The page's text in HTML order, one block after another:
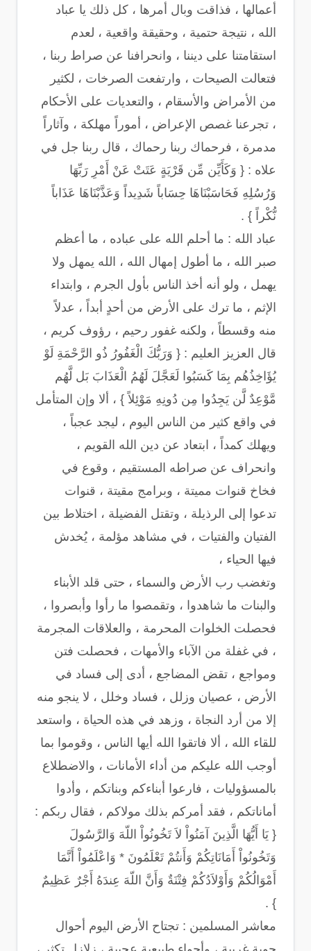
أعمالها ، فذاقت وبال أمرها ، كل ذلك يا عباد
الله ، نتيجة حتمية ، وحقيقة واقعية ، لعدم
استقامتنا على ديننا ، وانحرافنا عن صراط ربنا ،
فتعالت الصيحات ، وارتفعت الصرخات ، لكثير
من الأمراض والأسقام ، والتعديات على الأحكام
، تجرعنا غصص الإعراض ، أموراً مهلكة ، وآثاراً
مدمرة ، فرحماك ربنا رحماك ، قال ربنا جل في
علاه : { وَكَأَيِّن مِّن قَرْيَةٍ عَتَتْ عَنْ أَمْرِ رَبِّهَا
وَرُسُلِهِ فَحَاسَبْنَاهَا حِسَاباً شَدِيداً وَعَذَّبْنَاهَا عَذَاباً
نُّكْراً } .
عباد الله : ما أحلم الله على عباده ، ما أعظم
صبر الله ، ما أطول إمهال الله ، الله يمهل ولا
يهمل ، ولو أنه أخذ الناس بأول الجرم ، وابتداء
الإثم ، ما ترك على الأرض من أحدٍ أبداً ، عدلاً
منه وقسطاً ، ولكنه غفور رحيم ، رؤوف كريم ،
قال العزيز العليم : { وَرَبُّكَ الْغَفُورُ ذُو الرَّحْمَةِ لَوْ
يُؤَاخِذُهُم بِمَا كَسَبُوا لَعَجَّلَ لَهُمُ الْعَذَابَ بَل لَّهُم
مَّوْعِدٌ لَّن يَجِدُوا مِن دُونِهِ مَوْئِلاً } ، ألا وإن المتأمل
في واقع كثير من الناس اليوم ، ليجد عجباً ،
ويهلك كمداً ، ابتعاد عن دين الله القويم ،
وانحراف عن صراطه المستقيم ، وقوع في
فخاخ قنوات مميتة ، وبرامج مقيتة ، قنوات
تدعوا إلى الرذيلة ، وتقتل الفضيلة ، اختلاط بين
الفتيان والفتيات ، في مشاهد مؤلمة ، يُخدش
فيها الحياء ،
وتغضب رب الأرض والسماء ، حتى قلد الأبناء
والبنات ما شاهدوا ، وتقمصوا ما رأوا وأبصروا ،
فحصلت الخلوات المحرمة ، والعلاقات المجرمة
، في غفلة من الآباء والأمهات ، فحصلت فتن
ومواجع ، تقض المضاجع ، أدى إلى فساد في
الأرض ، عصيان وزلل ، فساد وخلل ، لا ينجو منه
إلا من أرد النجاة ، وزهد في هذه الحياة ، واستعد
للقاء الله ، ألا فاتقوا الله أيها الناس ، وقوموا بما
أوجب الله عليكم من أداء الأمانات ، والاضطلاع
بالمسؤوليات ، فارعوا أبناءكم وبناتكم ، وأدوا
أماناتكم ، فقد أمركم بذلك مولاكم ، فقال ربكم :
{ يَا أَيُّهَا الَّذِينَ آمَنُواْ لاَ تَخُونُواْ اللّهَ وَالرَّسُولَ
وَتَخُونُواْ أَمَانَاتِكُمْ وَأَنتُمْ تَعْلَمُونَ * وَاعْلَمُواْ أَنَّمَا
أَمْوَالُكُمْ وَأَوْلاَدُكُمْ فِتْنَةٌ وَأَنَّ اللّهَ عِندَهُ أَجْرٌ عَظِيمٌ
} .
معاشر المسلمين : تجتاح الأرض اليوم أحوال